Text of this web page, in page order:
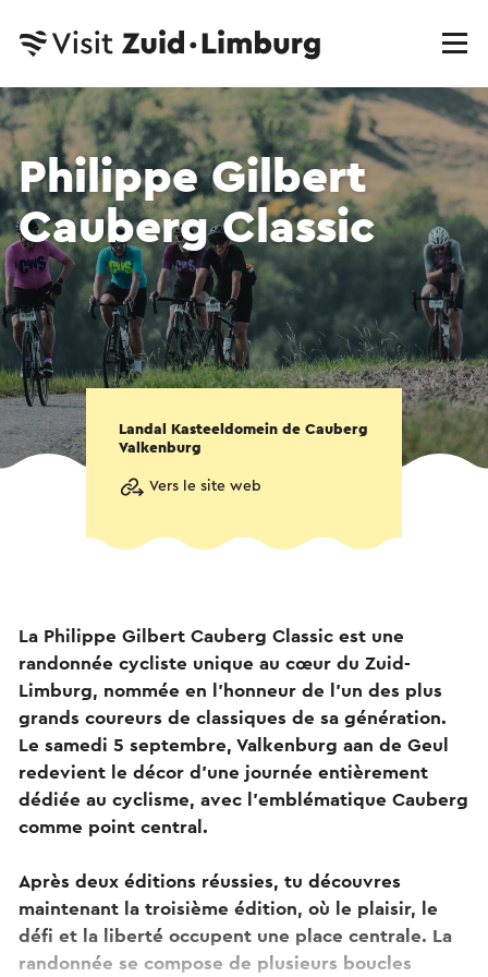
Philippe Gilbert
Cauberg Classic
Landal Kasteeldomein de Cauberg
Valkenburg
Vers le site web
La Philippe Gilbert Cauberg Classic est une
randonnée cycliste unique au cœur du Zuid-
Limburg, nommée en l’honneur de l’un des plus
grands coureurs de classiques de sa génération.
Le samedi 5 septembre, Valkenburg aan de Geul
redevient le décor d’une journée entièrement
dédiée au cyclisme, avec l’emblématique Cauberg
comme point central.
Après deux éditions réussies, tu découvres
maintenant la troisième édition, où le plaisir, le
défi et la liberté occupent une place centrale. La
randonnée se compose de plusieurs boucles